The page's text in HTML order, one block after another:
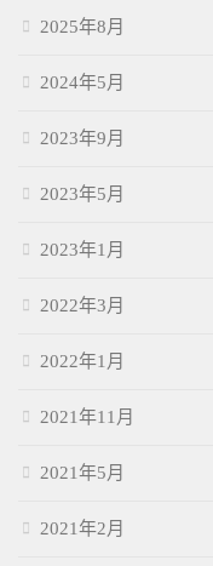
2025年8月
2024年5月
2023年9月
2023年5月
2023年1月
2022年3月
2022年1月
2021年11月
2021年5月
2021年2月